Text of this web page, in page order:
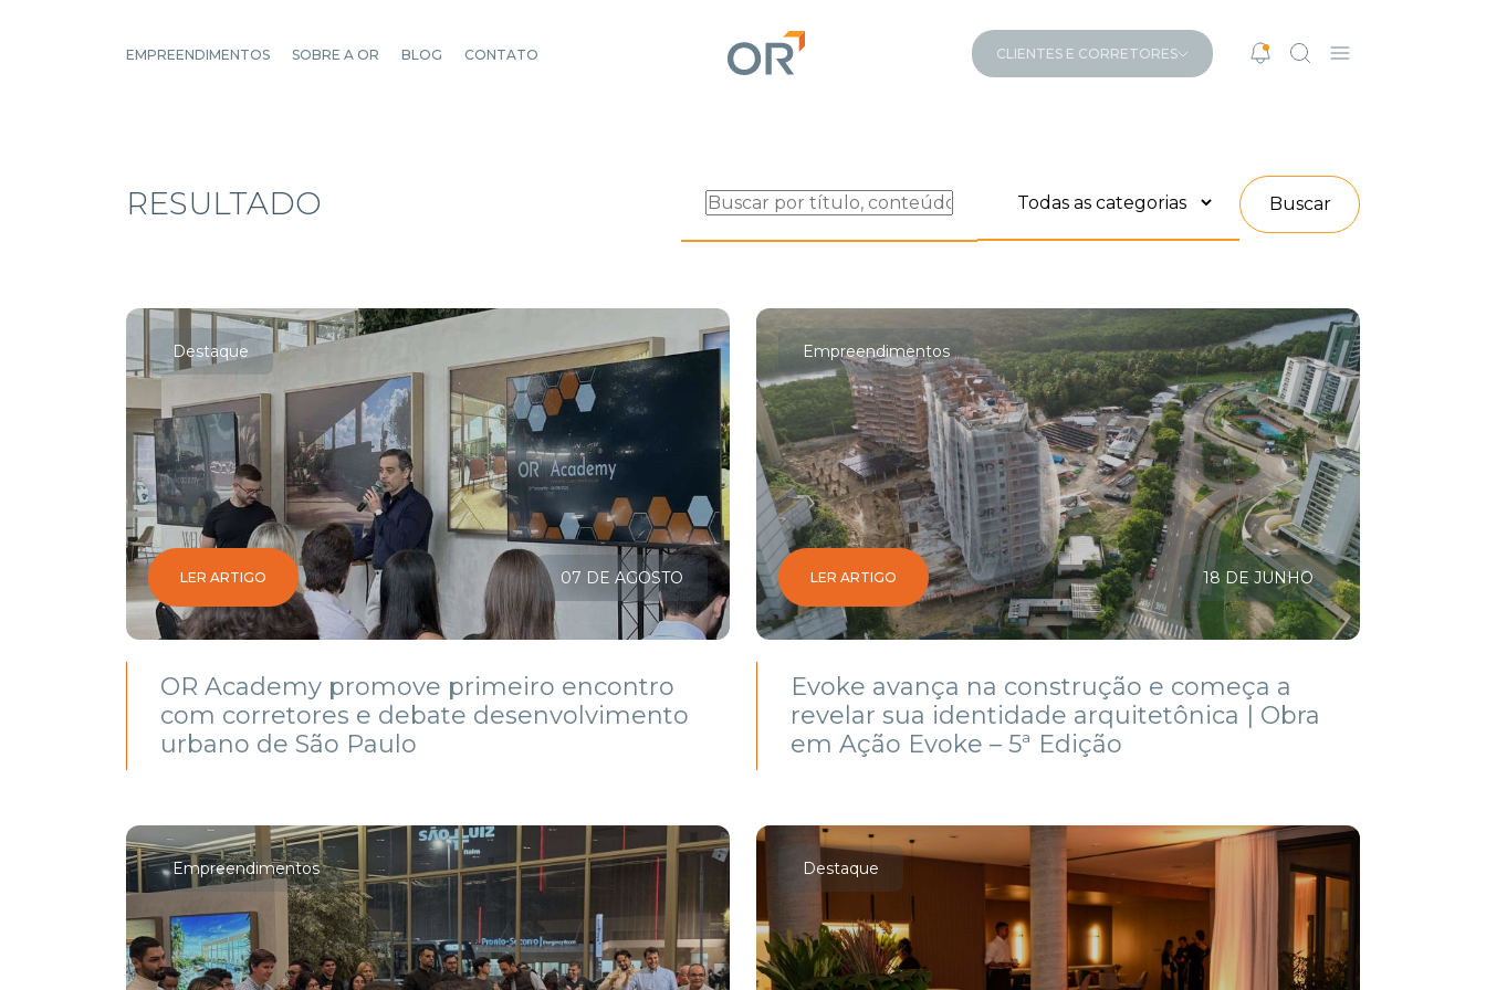
EMPREENDIMENTOS SOBRE A OR BLOG CONTATO CLIENTES E CORRETORES
RESULTADO Buscar
Destaque
LER ARTIGO 07 DE AGOSTO
OR Academy promove primeiro encontro
com corretores e debate desenvolvimento
urbano de São Paulo
Empreendimentos
LER ARTIGO 18 DE JUNHO
Evoke avança na construção e começa a
revelar sua identidade arquitetônica | Obra
em Ação Evoke – 5ª Edição
Empreendimentos Destaque